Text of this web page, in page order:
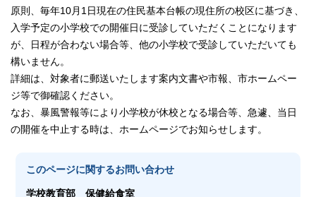
原則、毎年10月1日現在の住民基本台帳の現住所の校区に基づき、
入学予定の小学校での開催日に受診していただくことになります
が、日程が合わない場合等、他の小学校で受診していただいても
構いません。
詳細は、対象者に郵送いたします案内文書や市報、市ホームペー
ジ等で御確認ください。
なお、暴風警報等により小学校が休校となる場合等、急遽、当日
の開催を中止する時は、ホームページでお知らせします。
このページに関するお問い合わせ
学校教育部保健給食室